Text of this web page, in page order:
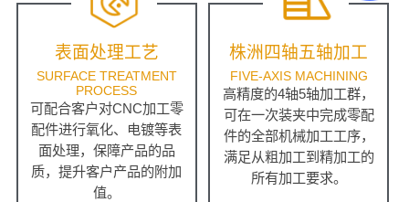
表面处理工艺
SURFACE TREATMENT
PROCESS
可配合客户对CNC加工零
配件进行氧化、电镀等表
面处理，保障产品的品
质，提升客户产品的附加
值。
株洲四轴五轴加工
FIVE-AXIS MACHINING
高精度的4轴5轴加工群，
可在一次装夹中完成零配
件的全部机械加工工序，
满足从粗加工到精加工的
所有加工要求。